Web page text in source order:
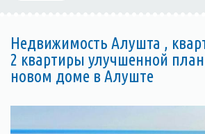
Недвижимость Алушта ,
2 квартиры улучшенной
новом доме в Алуште